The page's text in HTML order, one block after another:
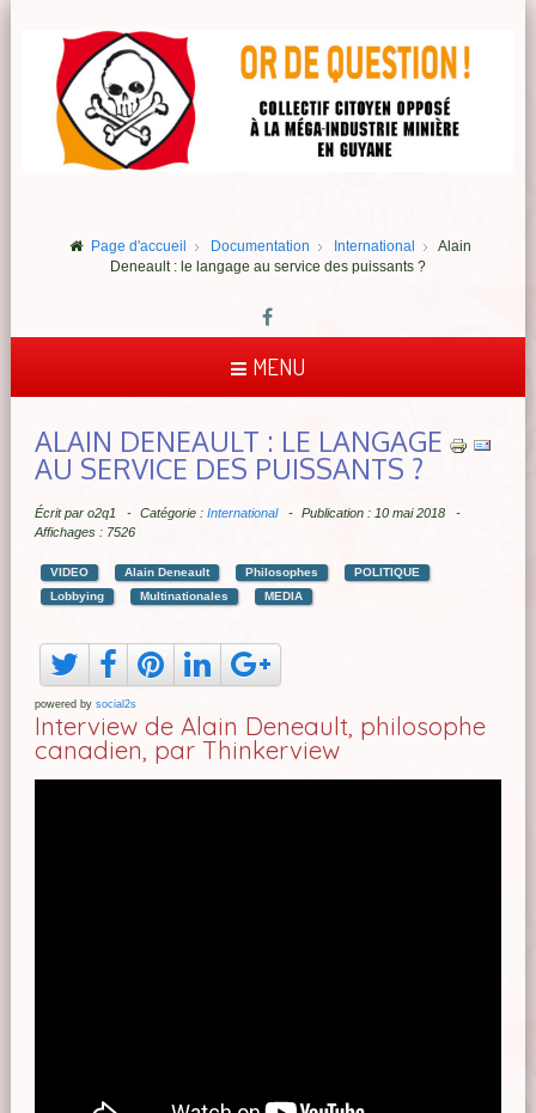
Page d'accueil Documentation International
Alain
Deneault : le langage au service des puissants ?
MENU
ALAIN DENEAULT : LE LANGAGE
AU SERVICE DES PUISSANTS ?
Écrit par o2q1 Catégorie : International
Publication : 10 mai 2018
Affichages : 7526
VIDEO Alain Deneault Philosophes
POLITIQUE
Lobbying
Multinationales MEDIA
powered by social2s
Interview de Alain Deneault, philosophe
canadien, par Thinkerview